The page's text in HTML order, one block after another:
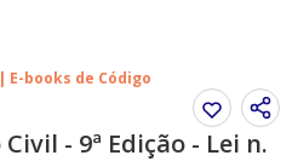
books de Código
- 9ª Edição - Lei n.